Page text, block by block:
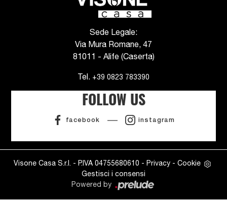
Sede Legale:
Via Mura Romane, 47
81011 - Alife (Caserta)
Tel. +39 0823 783390
FOLLOW US
facebook instagram
Visone Casa S.r.l. - P.IVA 04755680610 - Privacy - Cookie
Gestisci i consensi
Powered by